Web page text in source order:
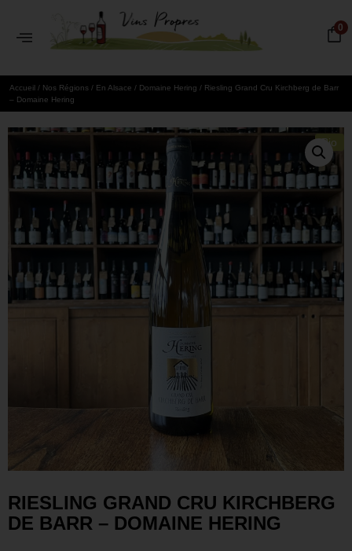
0
Accueil / Nos Régions / En Alsace / Domaine Hering / Riesling Grand Cru Kirchberg de Barr
– Domaine Hering
Bio
RIESLING GRAND CRU KIRCHBERG
DE BARR – DOMAINE HERING